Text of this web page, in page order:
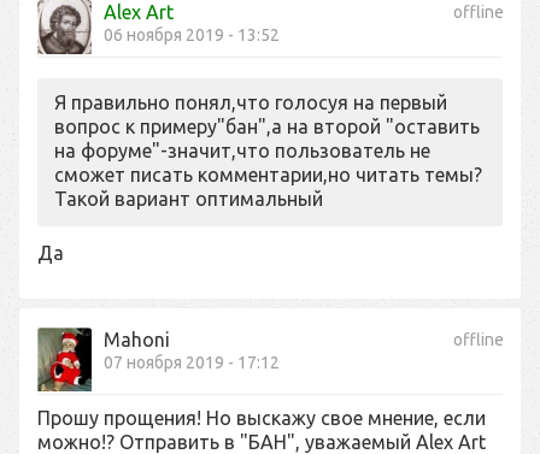
offline
Alex Art
06 ноября 2019 - 13:52
Я правильно понял,что голосуя на первый
вопрос к примеру"бан",а на второй "оставить
на форуме"-значит,что пользователь не
сможет писать комментарии,но читать темы?
Такой вариант оптимальный
Да
offline
Mahoni
07 ноября 2019 - 17:12
Прошу прощения! Но выскажу свое мнение, если
можно!? Отправить в "БАН", уважаемый Alex Art